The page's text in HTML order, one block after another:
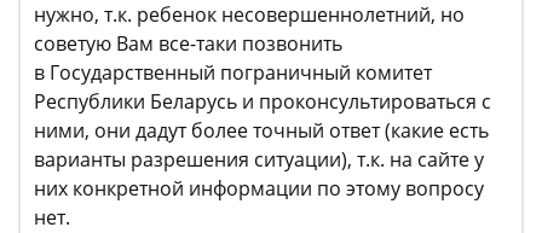
нужно, т.к. ребенок несовершеннолетний, но
советую Вам все-таки позвонить
в Государственный пограничный комитет
Республики Беларусь и проконсультироваться с
ними, они дадут более точный ответ (какие есть
варианты разрешения ситуации), т.к. на сайте у
них конкретной информации по этому вопросу
нет.